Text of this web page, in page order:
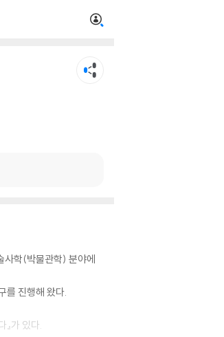
사학(박물관학) 분야에
를 진행해 왔다.
』가 있다.